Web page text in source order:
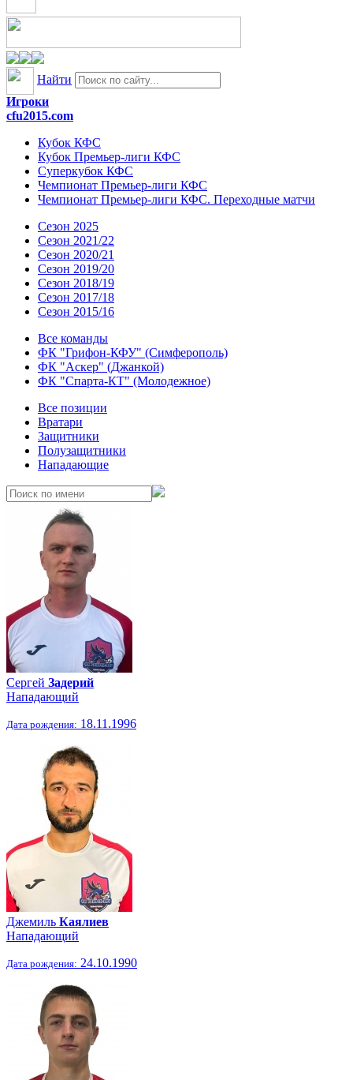
Найти
Игроки
cfu2015.com
Кубок КФС
Кубок Премьер-лиги КФС
Суперкубок КФС
Чемпионат Премьер-лиги КФС
Чемпионат Премьер-лиги КФС. Переходные матчи
Сезон 2025
Сезон 2021/22
Сезон 2020/21
Сезон 2019/20
Сезон 2018/19
Сезон 2017/18
Сезон 2015/16
Все команды
ФК "Грифон-КФУ" (Симферополь)
ФК "Аскер" (Джанкой)
ФК "Спарта-КТ" (Молодежное)
Все позиции
Вратари
Защитники
Полузащитники
Нападающие
Сергей Задерий
Нападающий
Дата рождения: 18.11.1996
Джемиль Каялиев
Нападающий
Дата рождения: 24.10.1990